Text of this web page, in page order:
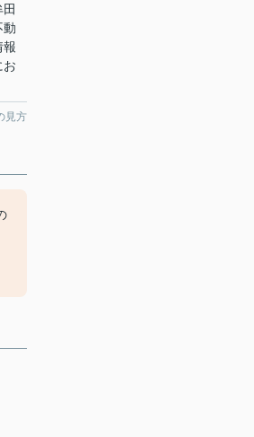
動
報
お
見方